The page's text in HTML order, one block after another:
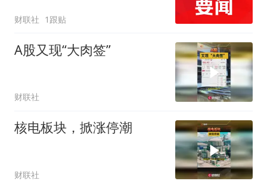
财联社 1跟贴
A股又现“大肉签”
财联社
核电板块，掀涨停潮
财联社